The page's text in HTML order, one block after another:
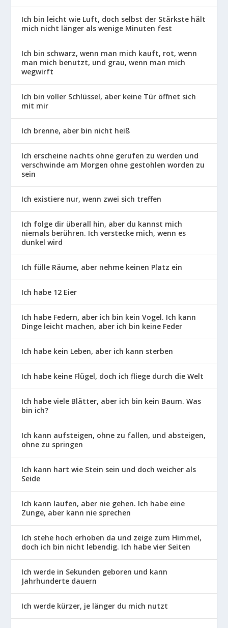
Ich bin leicht wie Luft, doch selbst der Stärkste hält
mich nicht länger als wenige Minuten fest
Ich bin schwarz, wenn man mich kauft, rot, wenn
man mich benutzt, und grau, wenn man mich
wegwirft
Ich bin voller Schlüssel, aber keine Tür öffnet sich
mit mir
Ich brenne, aber bin nicht heiß
Ich erscheine nachts ohne gerufen zu werden und
verschwinde am Morgen ohne gestohlen worden zu
sein
Ich existiere nur, wenn zwei sich treffen
Ich folge dir überall hin, aber du kannst mich
niemals berühren. Ich verstecke mich, wenn es
dunkel wird
Ich fülle Räume, aber nehme keinen Platz ein
Ich habe 12 Eier
Ich habe Federn, aber ich bin kein Vogel. Ich kann
Dinge leicht machen, aber ich bin keine Feder
Ich habe kein Leben, aber ich kann sterben
Ich habe keine Flügel, doch ich fliege durch die Welt
Ich habe viele Blätter, aber ich bin kein Baum. Was
bin ich?
Ich kann aufsteigen, ohne zu fallen, und absteigen,
ohne zu springen
Ich kann hart wie Stein sein und doch weicher als
Seide
Ich kann laufen, aber nie gehen. Ich habe eine
Zunge, aber kann nie sprechen
Ich stehe hoch erhoben da und zeige zum Himmel,
doch ich bin nicht lebendig. Ich habe vier Seiten
Ich werde in Sekunden geboren und kann
Jahrhunderte dauern
Ich werde kürzer, je länger du mich nutzt